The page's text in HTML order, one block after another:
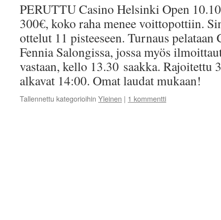
PERUTTU Casino Helsinki Open
300€, koko raha menee voittopottiin.
ottelut 11 pisteeseen. Turnaus
Fennia Salongissa, jossa myös
vastaan, kello 13.30 saakka. Rajoitettu
alkavat 14:00. Omat laudat mukaan!
Tallennettu kategorioihin Yleinen | 1 kommentti